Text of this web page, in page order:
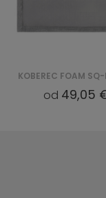
od49,05 €